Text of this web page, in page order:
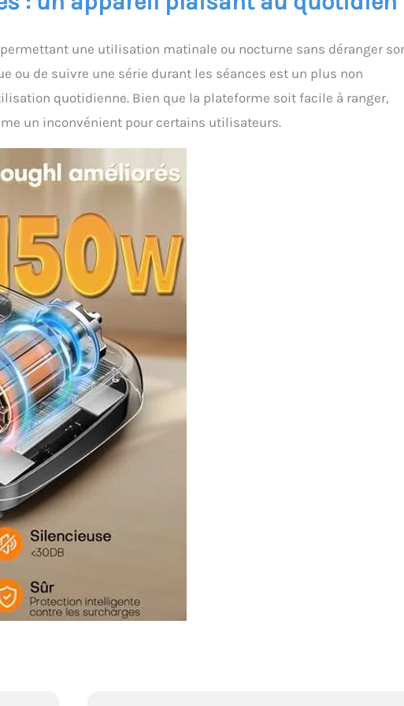
une utilisation matinale ou nocturne sans déranger
ou de suivre une série durant les séances est un plus non
quotidienne. Bien que la plateforme soit facile à ranger,
un inconvénient pour certains utilisateurs.